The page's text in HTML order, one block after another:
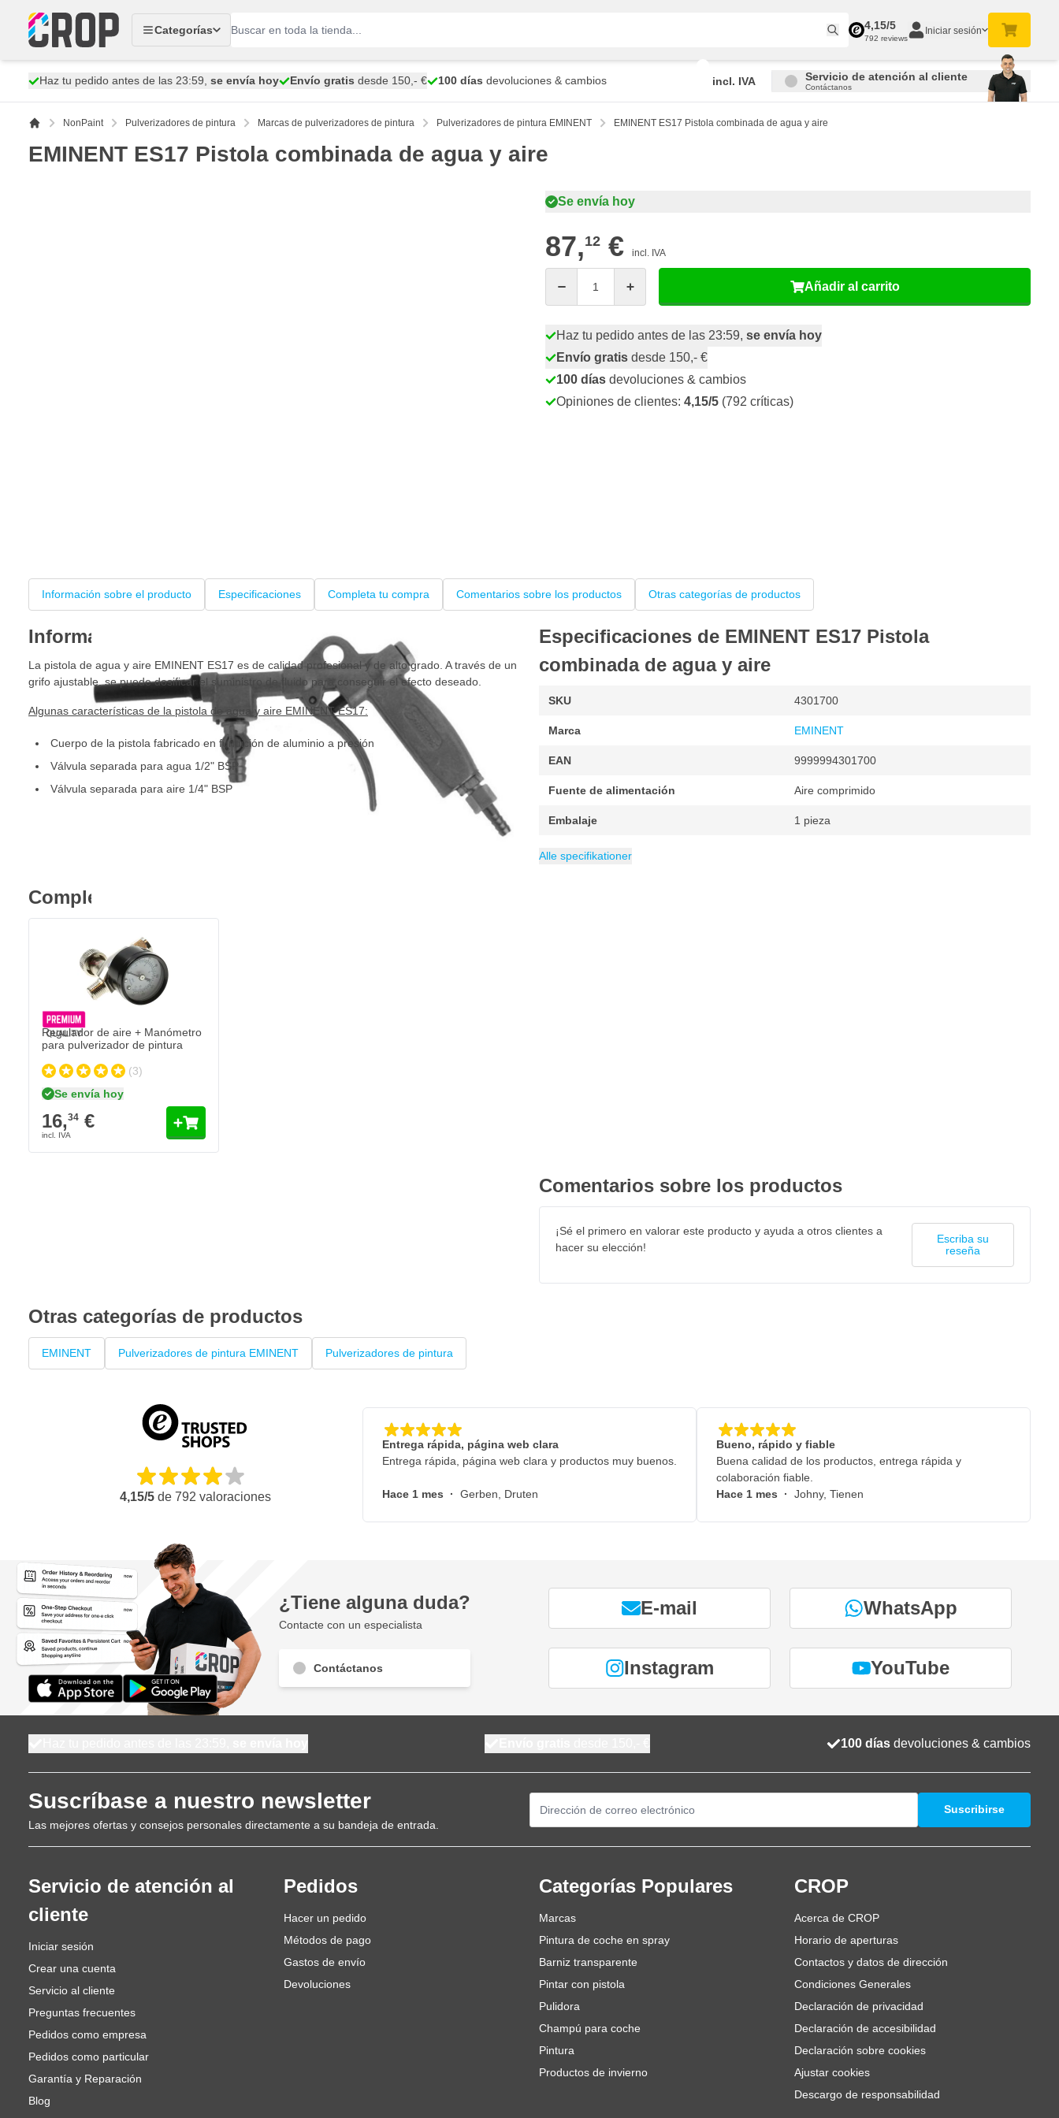
Categorías
4,15/5
792 reviews
Iniciar sesión
Haz tu pedido antes de las 23:59, se envía hoy Envío gratis desde 150,- € 100 días devoluciones & cambios incl. IVA Servicio de atención al cliente
Contáctanos
NonPaint Pulverizadores de pintura Marcas de pulverizadores de pintura Pulverizadores de pintura EMINENT EMINENT ES17 Pistola combinada de agua y aire
EMINENT ES17 Pistola combinada de agua y aire
Se envía hoy
87,12 € incl. IVA
Añadir al carrito
Haz tu pedido antes de las 23:59, se envía hoy
Envío gratis desde 150,- €
100 días devoluciones & cambios
Opiniones de clientes: 4,15/5 (792 críticas)
Información sobre el producto Especificaciones Completa tu compra Comentarios sobre los productos Otras categorías de productos
Información sobre el producto
La pistola de agua y aire EMINENT ES17 es de calidad profesional y de alto grado. A través de un
grifo ajustable, se puede dosificar el suministro de fluido para conseguir el efecto deseado.
Algunas características de la pistola de agua y aire EMINENT ES17:
Cuerpo de la pistola fabricado en fundición de aluminio a presión
Válvula separada para agua 1/2" BSP
Válvula separada para aire 1/4" BSP
Especificaciones de EMINENT ES17 Pistola
combinada de agua y aire
SKU 4301700
Marca EMINENT
EAN 9999994301700
Fuente de alimentación Aire comprimido
Embalaje 1 pieza
Peso 400 g
Consumo de aire
Categoría
Alle specifikationer
Completa tu compra
Regulador de aire + Manómetro
para pulverizador de pintura
(3)
Se envía hoy
16,34 €
Comentarios sobre los productos
¡Sé el primero en valorar este producto y ayuda a otros clientes a
hacer su elección!
Escriba su
reseña
Otras categorías de productos
EMINENT Pulverizadores de pintura EMINENT Pulverizadores de pintura
4,15/5 de 792 valoraciones
Entrega rápida, página web clara
Entrega rápida, página web clara y productos muy buenos.
Hace 1 mes · Gerben, Druten
Bueno, rápido y fiable
Buena calidad de los productos, entrega rápida y
colaboración fiable.
Hace 1 mes · Johny, Tienen
¿Tiene alguna duda?
Contacte con un especialista
Contáctanos
E-mail WhatsApp
Instagram YouTube
100 días devoluciones & cambios
Suscríbase a nuestro newsletter
Las mejores ofertas y consejos personales directamente a su bandeja de entrada.
Suscribirse
Servicio de atención al
cliente
Iniciar sesión
Crear una cuenta
Servicio al cliente
Preguntas frecuentes
Pedidos como empresa
Pedidos como particular
Garantía y Reparación
Blog
Pedidos
Hacer un pedido
Métodos de pago
Gastos de envío
Devoluciones
Categorías Populares
Marcas
Pintura de coche en spray
Barniz transparente
Pintar con pistola
Pulidora
Champú para coche
Pintura
Productos de invierno
CROP
Acerca de CROP
Horario de aperturas
Contactos y datos de dirección
Condiciones Generales
Declaración de privacidad
Declaración de accesibilidad
Declaración sobre cookies
Ajustar cookies
Descargo de responsabilidad